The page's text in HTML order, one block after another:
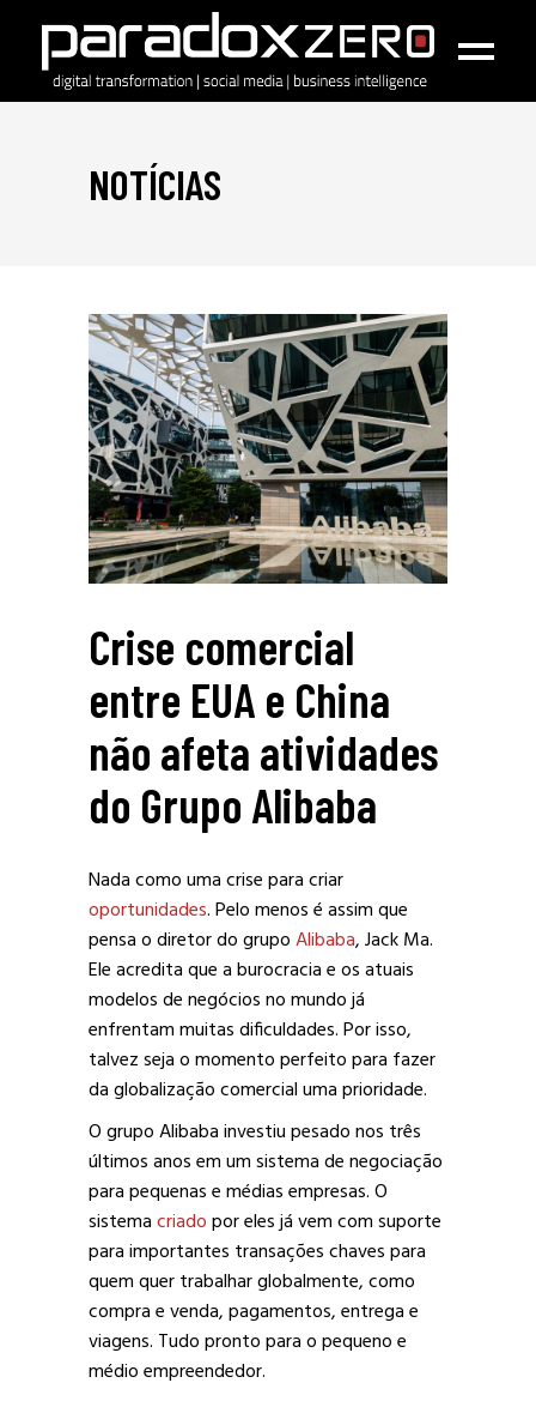
NOTÍCIAS
Crise comercial
entre EUA e China
não afeta atividades
do Grupo Alibaba
Nada como uma crise para criar
oportunidades. Pelo menos é assim que
pensa o diretor do grupoAlibaba, Jack Ma.
Ele acredita que a burocracia e os atuais
modelos de negócios no mundo já
enfrentam muitas dificuldades. Por isso,
talvez seja o momento perfeito para fazer
da globalização comercial uma prioridade.
O grupo Alibaba investiu pesado nos três
últimos anos em um sistema de negociação
para pequenas e médias empresas. O
sistemacriadopor eles já vem com suporte
para importantes transações chaves para
quem quer trabalhar globalmente, como
compra e venda, pagamentos, entrega e
viagens. Tudo pronto para o pequeno e
médio empreendedor.